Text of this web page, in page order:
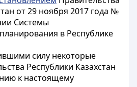
от 29 ноября 2017 года №
Системы
в Республике
силу некоторые
Республики Казахстан
к настоящему